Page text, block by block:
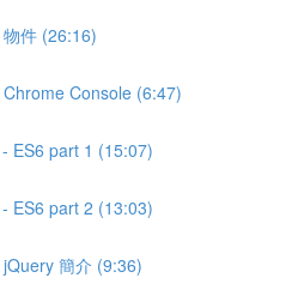
件 (26:16)
Console (6:47)
ES6 part 1 (15:07)
ES6 part 2 (13:03)
簡介 (9:36)